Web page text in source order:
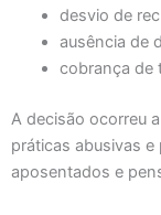
desvio de
ausência de
cobrança de
A decisão ocorreu
práticas abusivas
aposentados e